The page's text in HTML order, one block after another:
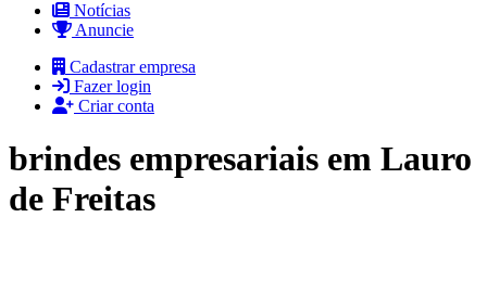
Notícias
Anuncie
Cadastrar empresa
Fazer login
Criar conta
brindes empresariais em Lauro
de Freitas